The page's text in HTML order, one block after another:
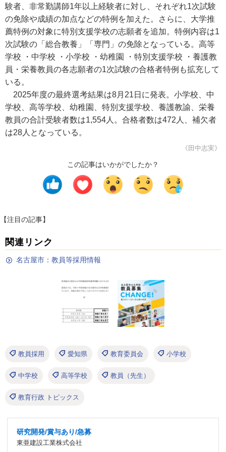
験者、非常勤講師1年以上経験者に対し、それぞれ1次試験
の免除や成績の加点などの特例を加えた。さらに、大学推
薦特例の対象に特別支援学校の志願者を追加。特例内容は1
次試験の「総合教養」「専門」の免除となっている。高等
学校 ・中学校 ・小学校 ・幼稚園 ・特別支援学校 ・養護教
員・栄養教員の各志願者の1次試験の合格者特例も拡充して
いる。
2025年度の最終選考結果は8月21日に発表。小学校、中
学校、高等学校、幼稚園、特別支援学校、養護教諭、栄養
教員の合計受験者数は1,554人。合格者数は472人、補欠者
は28人となっている。
《田中志実》
この記事はいかがでしたか？
【注目の記事】
関連リンク
名古屋市：教員等採用情報
教員採用 愛知県 教育委員会 小学校
中学校 高等学校 教員（先生）
教育行政 トピックス
研究開発/賞与あり/急募
東亜建設工業株式会社